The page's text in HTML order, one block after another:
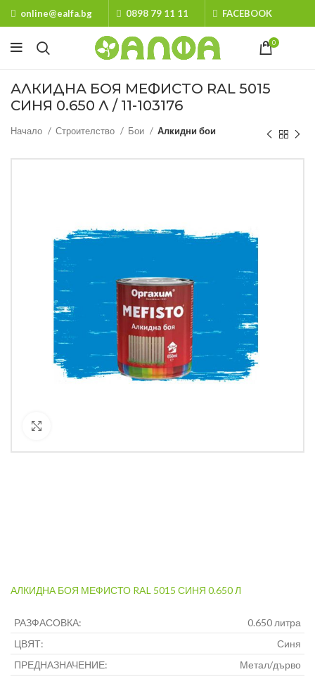
online@ealfa.bg 0898 79 11 11 FACEBOOK
0
АЛКИДНА БОЯ МЕФИСТО RAL 5015
СИНЯ 0.650 Л / 11-103176
Начало Строителство Бои Алкидни бои
АЛКИДНА БОЯ МЕФИСТО RAL 5015 СИНЯ 0.650 Л
РАЗФАСОВКА:
0.650 литра
ЦВЯТ:
Синя
ПРЕДНАЗНАЧЕНИЕ:
Метал/дърво